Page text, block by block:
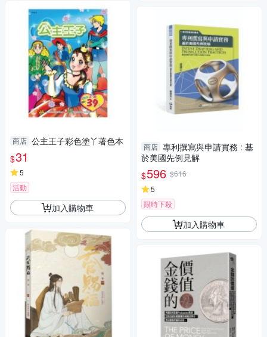
商店 公主王子彩色塗丫著色本
$31
5
活動
加入購物車
商店 專利撰寫與申請實務 : 基
於美國先例見解
$596 $616
5
限時下殺
加入購物車